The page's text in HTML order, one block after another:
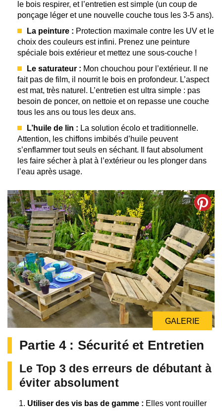
le bois respirer, et l’entretien est simple (un coup de
ponçage léger et une nouvelle couche tous les 3-5 ans).
La peinture : Protection maximale contre les UV et le
choix des couleurs est infini. Prenez une peinture
spéciale bois extérieur et mettez une sous-couche !
Le saturateur : Mon chouchou pour l’extérieur. Il ne
fait pas de film, il nourrit le bois en profondeur. L’aspect
est mat, très naturel. L’entretien est ultra simple : pas
besoin de poncer, on nettoie et on repasse une couche
tous les ans ou tous les deux ans.
L’huile de lin : La solution écolo et traditionnelle.
Attention, les chiffons imbibés d’huile peuvent
s’enflammer tout seuls en séchant. Il faut absolument
les faire sécher à plat à l’extérieur ou les plonger dans
l’eau après usage.
GALERIE
GALERIE
Partie 4 : Sécurité et Entretien
Le Top 3 des erreurs de débutant à
éviter absolument
Utiliser des vis bas de gamme : Elles vont rouiller